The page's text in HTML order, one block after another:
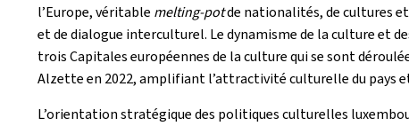
l’Europe, véritable melting-potde nationalités, de cultures
et de dialogue interculturel. Le dynamisme de la culture et
trois Capitales européennes de la culture qui se sont
Alzette en 2022, amplifiant l’attractivité culturelle du pays
L’orientation stratégique des politiques culturelles